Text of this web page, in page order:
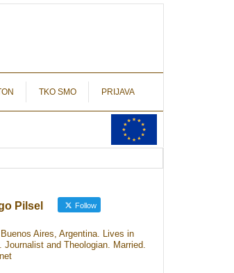
TKO SMO PRIJAVA
Pilsel Follow
Aires, Argentina. Lives in
Journalist and Theologian. Married.